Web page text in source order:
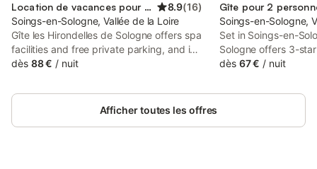
Location de vacances pour 4 personnes 8.9(16)
Soings-en-Sologne, Vallée de la Loire
Gîte les Hirondelles de Sologne offers spa
facilities and free private parking, and is
within 15 km of Château de Cheverny
23 km from Beauregard Castle, the
property provides a garden.
dès 88 € / nuit
Gîte pour 2
Soings-en-Sologne,
Set in Soings-en-
Sologne offers 3-
with free bikes and
private parking and
dès 67 € / nuit
Afficher toutes les offres